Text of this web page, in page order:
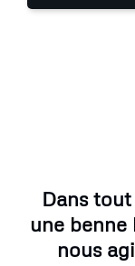
Dans
une benne
nous